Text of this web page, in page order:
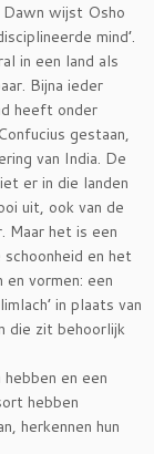
wijst Osho
mind’.
in een land als
Bijna ieder
heeft onder
gestaan,
van India. De
er in die landen
uit, ook van de
Maar het is een
en het
en vormen: een
in plaats van
die zit behoorlijk
en een
hebben
herkennen hun